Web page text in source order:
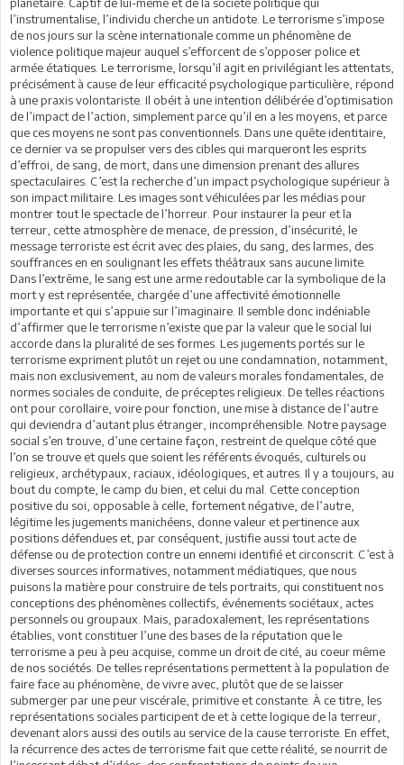
l’instrumentalise, l’individu cherche un antidote. Le terrorisme s’impose
de nos jours sur la scène internationale comme un phénomène de
violence politique majeur auquel s’efforcent de s’opposer police et
armée étatiques. Le terrorisme, lorsqu’il agit en privilégiant les attentats,
précisément à cause de leur efficacité psychologique particulière, répond
à une praxis volontariste. Il obéit à une intention délibérée d’optimisation
de l’impact de l’action, simplement parce qu’il en a les moyens, et parce
que ces moyens ne sont pas conventionnels. Dans une quête identitaire,
ce dernier va se propulser vers des cibles qui marqueront les esprits
d’effroi, de sang, de mort, dans une dimension prenant des allures
spectaculaires. C’est la recherche d’un impact psychologique supérieur à
son impact militaire. Les images sont véhiculées par les médias pour
montrer tout le spectacle de l’horreur. Pour instaurer la peur et la
terreur, cette atmosphère de menace, de pression, d’insécurité, le
message terroriste est écrit avec des plaies, du sang, des larmes, des
souffrances en en soulignant les effets théâtraux sans aucune limite.
Dans l’extrême, le sang est une arme redoutable car la symbolique de la
mort y est représentée, chargée d’une affectivité émotionnelle
importante et qui s’appuie sur l’imaginaire. Il semble donc indéniable
d’affirmer que le terrorisme n’existe que par la valeur que le social lui
accorde dans la pluralité de ses formes. Les jugements portés sur le
terrorisme expriment plutôt un rejet ou une condamnation, notamment,
mais non exclusivement, au nom de valeurs morales fondamentales, de
normes sociales de conduite, de préceptes religieux. De telles réactions
ont pour corollaire, voire pour fonction, une mise à distance de l’autre
qui deviendra d’autant plus étranger, incompréhensible. Notre paysage
social s’en trouve, d’une certaine façon, restreint de quelque côté que
l’on se trouve et quels que soient les référents évoqués, culturels ou
religieux, archétypaux, raciaux, idéologiques, et autres. Il y a toujours, au
bout du compte, le camp du bien, et celui du mal. Cette conception
positive du soi, opposable à celle, fortement négative, de l’autre,
légitime les jugements manichéens, donne valeur et pertinence aux
positions défendues et, par conséquent, justifie aussi tout acte de
défense ou de protection contre un ennemi identifié et circonscrit. C’est à
diverses sources informatives, notamment médiatiques, que nous
puisons la matière pour construire de tels portraits, qui constituent nos
conceptions des phénomènes collectifs, événements sociétaux, actes
personnels ou groupaux. Mais, paradoxalement, les représentations
établies, vont constituer l’une des bases de la réputation que le
terrorisme a peu à peu acquise, comme un droit de cité, au coeur même
de nos sociétés. De telles représentations permettent à la population de
faire face au phénomène, de vivre avec, plutôt que de se laisser
submerger par une peur viscérale, primitive et constante. À ce titre, les
représentations sociales participent de et à cette logique de la terreur,
devenant alors aussi des outils au service de la cause terroriste. En effet,
la récurrence des actes de terrorisme fait que cette réalité, se nourrit de